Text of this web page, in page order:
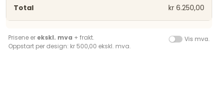
kr 6.250,00
Prisene er ekskl. mva + frakt.
Oppstart per design: kr 500,00 ekskl. mva.
Vis mva.